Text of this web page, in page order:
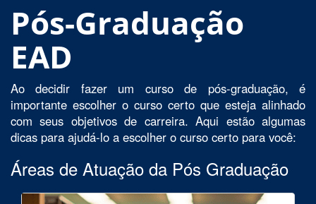
Pós-Graduação
EAD
Ao decidir fazer um curso de pós-graduação, é
importante escolher o curso certo que esteja alinhado
com seus objetivos de carreira. Aqui estão algumas
dicas para ajudá-lo a escolher o curso certo para você:
Áreas de Atuação da Pós Graduação